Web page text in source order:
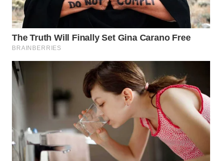
MADURA
WN
BINTAN
WN